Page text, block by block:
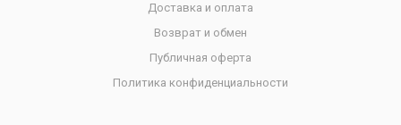
Доставка и оплата
Возврат и обмен
Публичная оферта
Политика конфиденциальности